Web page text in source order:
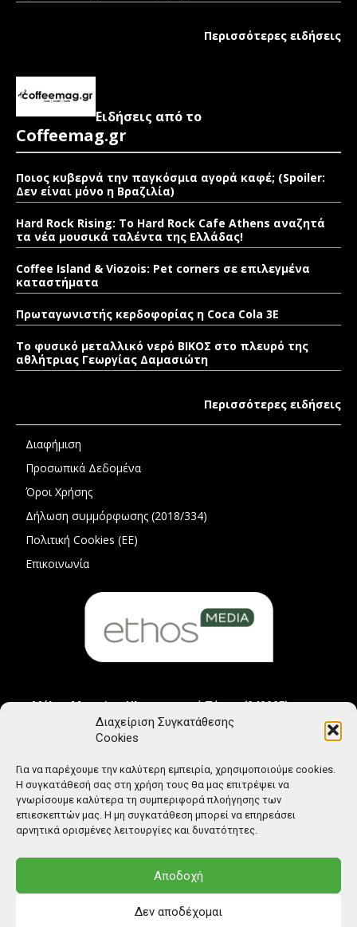
Διαχείριση Συγκατάθεσης
Cookies
Για να παρέχουμε την καλύτερη εμπειρία, χρησιμοποιούμε cookies.
Η συγκατάθεσή σας στη χρήση τους θα μας επιτρέψει να
γνωρίσουμε καλύτερα τη συμπεριφορά πλοήγησης των
επιεσκεπτών μας. Η μη συγκατάθεση μπορεί να επηρεάσει
αρνητικά ορισμένες λειτουργίες και δυνατότητες.
Αποδοχή
Δεν αποδέχομαι
Περισσότερες ειδήσεις
Ειδήσεις από το
Coffeemag.gr
Ποιος κυβερνά την παγκόσμια αγορά καφέ; (Spoiler:
Δεν είναι μόνο η Βραζιλία)
Hard Rock Rising: Το Hard Rock Cafe Athens αναζητά
τα νέα μουσικά ταλέντα της Ελλάδας!
Coffee Island & Viozois: Pet corners σε επιλεγμένα
καταστήματα
Πρωταγωνιστής κερδοφορίας η Coca Cola 3E
Το φυσικό μεταλλικό νερό ΒΙΚΟΣ στο πλευρό της
αθλήτριας Γεωργίας Δαμασιώτη
Περισσότερες ειδήσεις
Διαφήμιση
Προσωπικά Δεδομένα
Όροι Χρήσης
Δήλωση συμμόρφωσης (2018/334)
Πολιτική Cookies (ΕΕ)
Επικοινωνία
Μέλος Μητρώου Ηλεκτρονικού Τύπου (242225)